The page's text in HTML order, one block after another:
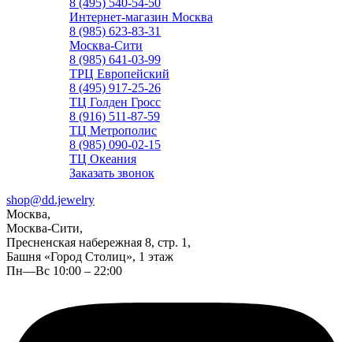
8 (495) 540-54-50
Интернет-магазин Москва
8 (985) 623-83-31
Москва-Сити
8 (985) 641-03-99
ТРЦ Европейский
8 (495) 917-25-26
ТЦ Голден Гросс
8 (916) 511-87-59
ТЦ Метрополис
8 (985) 090-02-15
ТЦ Океания
Заказать звонок
shop@dd.jewelry
Москва,
Москва-Сити,
Пресненская набережная 8, стр. 1,
Башня «Город Столиц», 1 этаж
Пн—Вс 10:00 – 22:00